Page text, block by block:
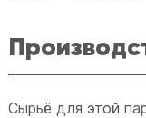
Сырьё для этой